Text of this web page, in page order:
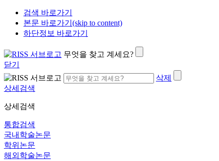
검색 바로가기
본문 바로가기(skip to content)
하단정보 바로가기
무엇을 찾고 계세요?
닫기
삭제
상세검색
상세검색
통합검색
국내학술논문
학위논문
해외학술논문